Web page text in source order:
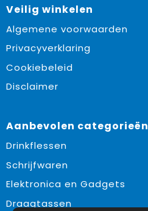
Veilig winkelen
Algemene voorwaarden
Privacyverklaring
Cookiebeleid
Disclaimer
Aanbevolen categorieën
Drinkflessen
Schrijfwaren
Elektronica en Gadgets
Draagtassen